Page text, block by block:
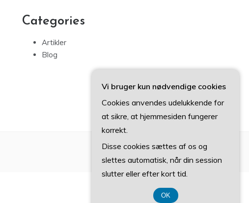
Categories
Artikler
Blog
Vi bruger kun nødvendige cookies
Cookies anvendes udelukkende for
at sikre, at hjemmesiden fungerer
korrekt.
Disse cookies sættes af os og
slettes automatisk, når din session
slutter eller efter kort tid.
OK